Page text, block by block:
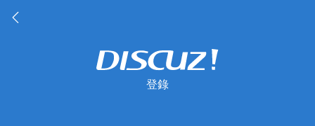
登錄